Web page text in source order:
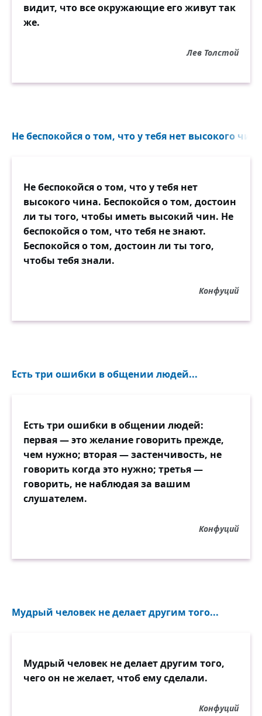
видит, что все окружающие его живут так
же.
Лев Толстой
Не беспокойся о том, что у тебя нет высокого
Не беспокойся о том, что у тебя нет
высокого чина. Беспокойся о том, достоин
ли ты того, чтобы иметь высокий чин. Не
беспокойся о том, что тебя не знают.
Беспокойся о том, достоин ли ты того,
чтобы тебя знали.
Конфуций
Есть три ошибки в общении людей...
Есть три ошибки в общении людей:
первая — это желание говорить прежде,
чем нужно; вторая — застенчивость, не
говорить когда это нужно; третья —
говорить, не наблюдая за вашим
слушателем.
Конфуций
Мудрый человек не делает другим того...
Мудрый человек не делает другим того,
чего он не желает, чтоб ему сделали.
Конфуций